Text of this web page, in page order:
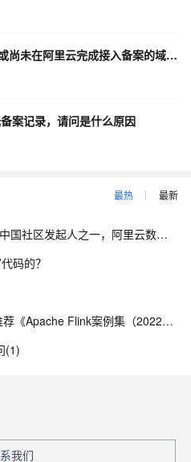
阿里云将停止对未完成ICP备案或尚未在阿里云完成接入备案的域名提供接入服务？是什么意思?
案记录，请问是什么原因
最热 最新
【大咖问答】对话PostgreSQL 中国社区发起人之一，阿里云数据库高级专家 德哥
码的？
【藏经阁一起读（27）】本周推荐《Apache Flink案例集（2022版）》，你有哪些心得？
(1)
我们